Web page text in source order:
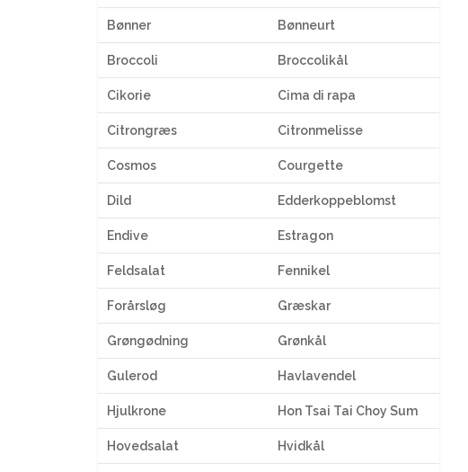
Bønner Bønneurt
Broccoli Broccolikål
Cikorie Cima di rapa
Citrongræs Citronmelisse
Cosmos Courgette
Dild Edderkoppeblomst
Endive Estragon
Feldsalat Fennikel
Forårsløg Græskar
Grøngødning Grønkål
Gulerod Havlavendel
Hjulkrone Hon Tsai Tai Choy Sum
Hovedsalat Hvidkål